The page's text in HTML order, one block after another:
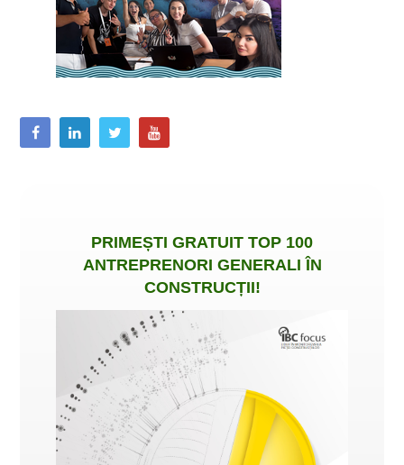
PRIMEȘTI GRATUIT TOP 100
ANTREPRENORI GENERALI ÎN
CONSTRUCȚII!